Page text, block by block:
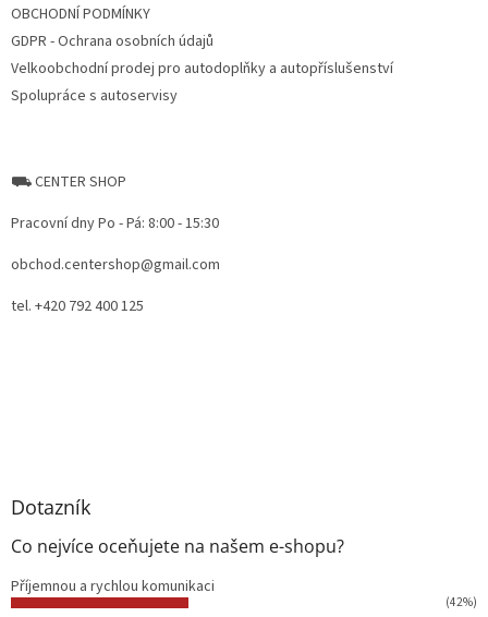
OBCHODNÍ PODMÍNKY
GDPR - Ochrana osobních údajů
Velkoobchodní prodej pro autodoplňky a autopříslušenství
Spolupráce s autoservisy
⛟ CENTER SHOP
Pracovní dny Po - Pá: 8:00 - 15:30
obchod.centershop@gmail.com
tel. +420 792 400 125
Dotazník
Co nejvíce oceňujete na našem e-shopu?
Příjemnou a rychlou komunikaci
(42%)